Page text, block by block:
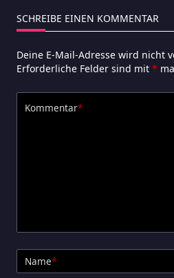
SCHREIBE EINEN KOMMENTAR
Deine E-Mail-Adresse wird nicht
Erforderliche Felder sind mit *
Kommentar*
Name*